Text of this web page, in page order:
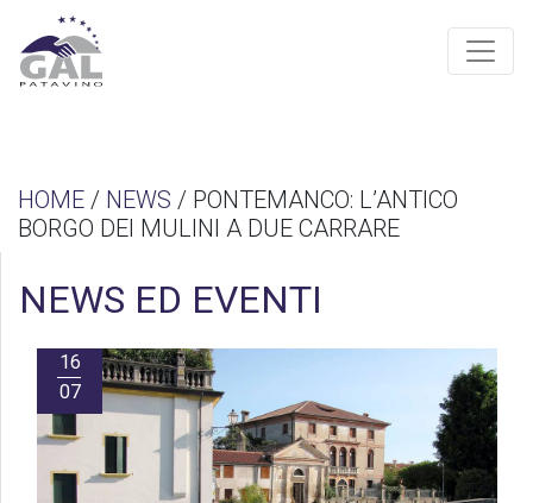
HOME / NEWS / PONTEMANCO: L’ANTICO
BORGO DEI MULINI A DUE CARRARE
NEWS ED EVENTI
16
07